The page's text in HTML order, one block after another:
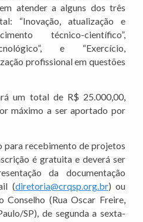
atender a alguns dos três
“Inovação, atualização e
técnico-científico”,
e “Exercício,
profissional em questões
um total de R$ 25.000,00,
máximo a ser aportado por
para recebimento de projetos
é gratuita e deverá ser
da documentação
(diretoria@crqsp.org.br) ou
Conselho (Rua Oscar Freire,
SP), de segunda a sexta-